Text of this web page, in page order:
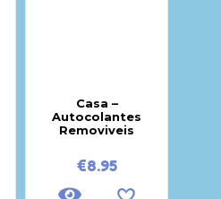
Casa –
Autocolantes
Removiveis
€8.95